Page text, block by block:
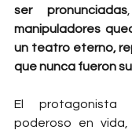
ser pronunciadas
manipuladores
un teatro eterno,
que nunca fueron
El
poderoso en